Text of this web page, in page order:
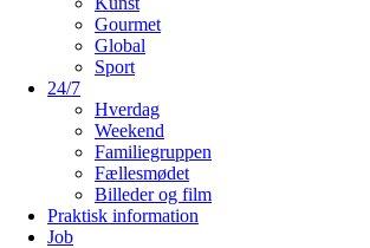
Gourmet
Global
Sport
24/7
Hverdag
Weekend
Familiegruppen
Fællesmødet
Billeder og film
Praktisk information
Job